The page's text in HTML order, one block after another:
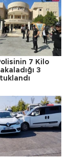
7 Kilo
3